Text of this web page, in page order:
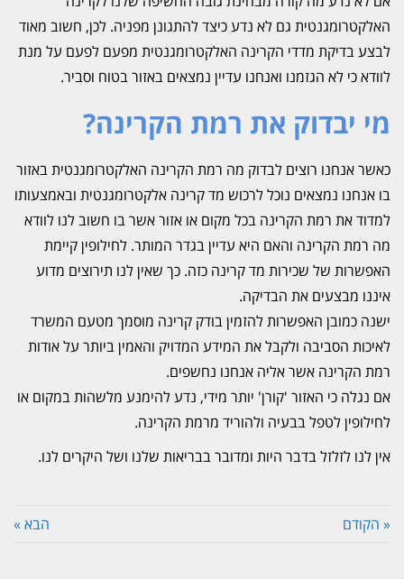
האלקטרומגנטית גם לא נדע כיצד להתגונן מפניה. לכן, חשוב מאוד
לבצע בדיקת מדדי הקרינה האלקטרומגנטית מפעם לפעם על מנת
לוודא כי לא הגזמנו ואנחנו עדיין נמצאים באזור בטוח וסביר.
מי יבדוק את רמת הקרינה?
כאשר אנחנו רוצים לבדוק מה רמת הקרינה האלקטרומגנטית באזור
בו אנחנו נמצאים נוכל לרכוש מד קרינה אלקטרומגנטית ובאמצעותו
למדוד את רמת הקרינה בכל מקום או אזור אשר בו חשוב לנו לוודא
מה רמת הקרינה והאם היא עדיין בגדר המותר. לחילופין קיימת
האפשרות של שכירות מד קרינה כזה. כך שאין לנו תירוצים מדוע
איננו מבצעים את הבדיקה.
ישנה כמובן האפשרות להזמין בודק קרינה מוסמך מטעם המשרד
לאיכות הסביבה ולקבל את המידע המדויק והאמין ביותר על אודות
רמת הקרינה אשר אליה אנחנו נחשפים.
אם נגלה כי האזור 'קורן' יותר מידי, נדע להימנע מלשהות במקום או
לחילופין לטפל בבעיה ולהוריד מרמת הקרינה.
אין לנו לזלזל בדבר היות ומדובר בבריאות שלנו ושל היקרים לנו.
« הקודם הבא »